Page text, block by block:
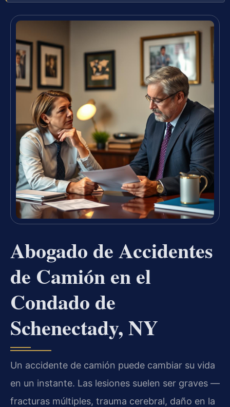
Abogado de Accidentes
de Camión en el
Condado de
Schenectady, NY
Un accidente de camión puede cambiar su vida
en un instante. Las lesiones suelen ser graves —
fracturas múltiples, trauma cerebral, daño en la